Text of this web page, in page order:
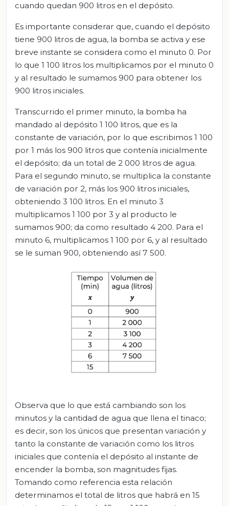
cuando quedan 900 litros en el depósito.
Es importante considerar que, cuando el depósito
tiene 900 litros de agua, la bomba se activa y ese
breve instante se considera como el minuto 0. Por
lo que 1 100 litros los multiplicamos por el minuto 0
y al resultado le sumamos 900 para obtener los
900 litros iniciales.
Transcurrido el primer minuto, la bomba ha
mandado al depósito 1 100 litros, que es la
constante de variación, por lo que escribimos 1 100
por 1 más los 900 litros que contenía inicialmente
el depósito; da un total de 2 000 litros de agua.
Para el segundo minuto, se multiplica la constante
de variación por 2, más los 900 litros iniciales,
obteniendo 3 100 litros. En el minuto 3
multiplicamos 1 100 por 3 y al producto le
sumamos 900; da como resultado 4 200. Para el
minuto 6, multiplicamos 1 100 por 6, y al resultado
se le suman 900, obteniendo así 7 500.
Observa que lo que está cambiando son los
minutos y la cantidad de agua que llena el tinaco;
es decir, son los únicos que presentan variación y
tanto la constante de variación como los litros
iniciales que contenía el depósito al instante de
encender la bomba, son magnitudes fijas.
Tomando como referencia esta relación
determinamos el total de litros que habrá en 15